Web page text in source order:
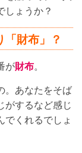
しょうか？
「財布」？
が財布。
。あなたをそば
がするなど感じ
でくれるでしょ